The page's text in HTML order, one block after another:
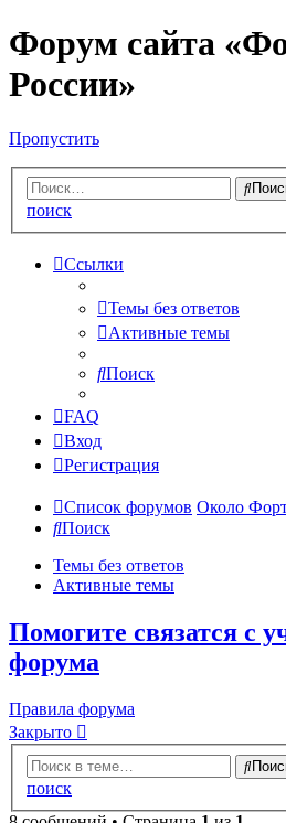
Форум сайта
России»
Пропустить
поиск
Ссылки
Темы без ответов
Активные темы
Поиск
FAQ
Вход
Регистрация
Список форумов Около
Поиск
Темы без ответов
Активные темы
Помогите связатся с
форума
Правила форума
Закрыто
поиск